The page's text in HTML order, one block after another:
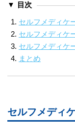
目次
セルフメディケ
セルフメディケ
セルフメディケ
まとめ
セルフメディ